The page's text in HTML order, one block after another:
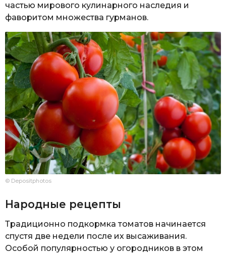
частью мирового кулинарного наследия и
фаворитом множества гурманов.
© Depositphotos
Народные рецепты
Традиционно подкормка томатов начинается
спустя две недели после их высаживания.
Особой популярностью у огородников в этом